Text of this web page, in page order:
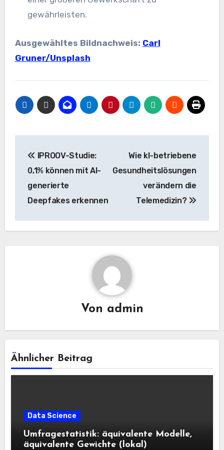
gewährleisten.
Ausgewähltes Bildnachweis: Carl
Gruner/Unsplash
Navigation
IPROOV-Studie:
0,1% können mit AI-
generierte
Deepfakes erkennen
Wie kI-betriebene
Gesundheitslösungen
verändern die
Telemedizin?
Von admin
Ähnlicher Beitrag
Data Science
Umfragestatistik: äquivalente Modelle,
äquivalente Gewichte (lokal)